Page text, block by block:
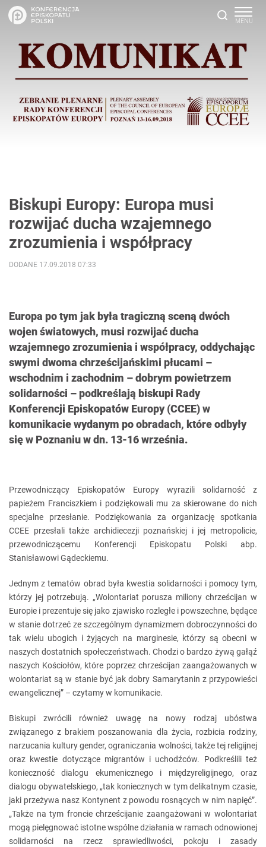
Biskupi Europy: Europa musi
rozwijać ducha wzajemnego
zrozumienia i współpracy
Europa po tym jak była tragiczną sceną dwóch
wojen światowych, musi rozwijać ducha
wzajemnego zrozumienia i współpracy, oddychając
swymi dwoma chrześcijańskimi płucami –
wschodnim i zachodnim – dobrym powietrzem
solidarności – podkreślają biskupi Rady
Konferencji Episkopatów Europy (CCEE) w
komunikacie wydanym po obradach, które odbyły
się w Poznaniu w dn. 13-16 września.
DODANE 17.09.2018 07:33
Przewodniczący Episkopatów Europy wyrazili solidarność z
papieżem Franciszkiem i podziękowali mu za skierowane do nich
specjalne przesłanie. Podziękowania za organizację spotkania
CCEE przesłali także archidiecezji poznańskiej i jej metropolicie,
przewodniczącemu Konferencji Episkopatu Polski abp.
Stanisławowi Gądeckiemu.
Jednym z tematów obrad była kwestia solidarności i pomocy tym,
którzy jej potrzebują. „Wolontariat porusza miliony chrześcijan w
Europie i prezentuje się jako zjawisko rozległe i powszechne, będące
w stanie dotrzeć ze szczególnym dynamizmem dobroczynności do
tak wielu ubogich i żyjących na marginesie, którzy są obecni w
naszych dostatnich społeczeństwach. Chodzi o bardzo żywą gałąź
naszych Kościołów, które poprzez chrześcijan zaangażowanych w
wolontariat są w stanie być jak dobry Samarytanin z przypowieści
ewangelicznej” – czytamy w komunikacie.
Biskupi zwrócili również uwagę na nowy rodzaj ubóstwa
związanego z brakiem poszanowania dla życia, rozbicia rodziny,
narzucania kultury gender, ograniczania wolności, także tej religijnej
oraz kwestie dotyczące migrantów i uchodźców. Podkreślili też
konieczność dialogu ekumenicznego i międzyreligijnego, oraz
dialogu obywatelskiego, „tak koniecznych w tym delikatnym czasie,
jaki przeżywa nasz Kontynent z powodu rosnących w nim napięć”.
„Także na tym froncie chrześcijanie zaangażowani w wolontariat
mogą pielęgnować istotne wspólne działania w ramach odnowionej
solidarności na rzecz sprawiedliwości, pokoju i zasady